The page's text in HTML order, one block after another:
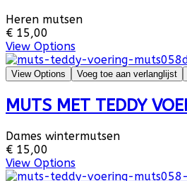
Heren mutsen
€ 15,00
View Options
View Options Voeg toe aan verlanglijst
MUTS MET TEDDY
Dames wintermutsen
€ 15,00
View Options